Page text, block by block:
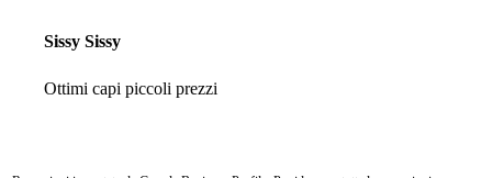
Sissy Sissy
Ottimi capi piccoli prezzi